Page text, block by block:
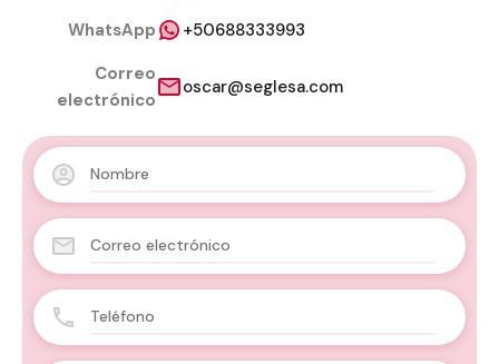
WhatsApp
+50688333993
Correo
electrónico
oscar@seglesa.com